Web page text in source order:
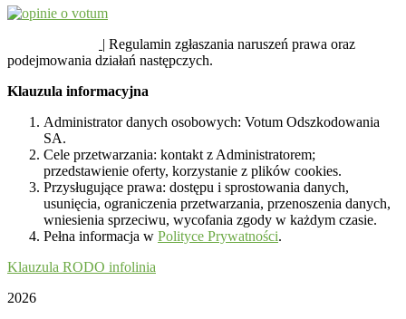
| Regulamin zgłaszania naruszeń prawa oraz
podejmowania działań następczych.
Klauzula informacyjna
Administrator danych osobowych: Votum Odszkodowania
SA.
Cele przetwarzania: kontakt z Administratorem;
przedstawienie oferty, korzystanie z plików cookies.
Przysługujące prawa: dostępu i sprostowania danych,
usunięcia, ograniczenia przetwarzania, przenoszenia danych,
wniesienia sprzeciwu, wycofania zgody w każdym czasie.
Pełna informacja w Polityce Prywatności.
Klauzula RODO infolinia
2026